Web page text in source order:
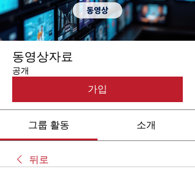
동영상자료
공개
가입
그룹 활동 소개
뒤로